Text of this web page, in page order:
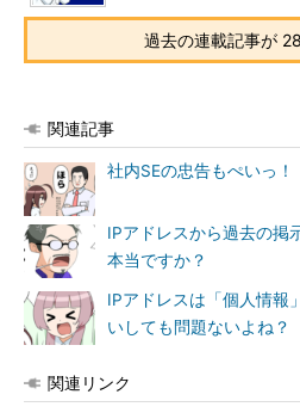
過去の連載記事が
関連記事
社内SEの忠告もぺいっ！
IPアドレスから過去の掲
本当ですか？
IPアドレスは「個人情報
いしても問題ないよね？
関連リンク